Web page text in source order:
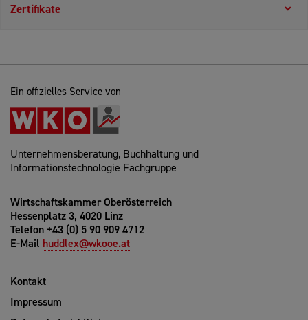
Zertifikate
Ein offizielles Service von
Unternehmensberatung, Buchhaltung und
Informationstechnologie Fachgruppe
Wirtschaftskammer Oberösterreich
Hessenplatz 3, 4020 Linz
Telefon +43 (0) 5 90 909 4712
E-Mail huddlex@wkooe.at
Kontakt
Impressum